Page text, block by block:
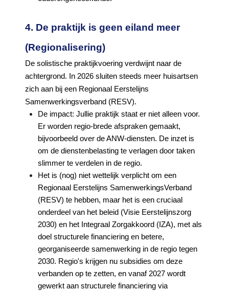
4. De praktijk is geen eiland meer
(Regionalisering)
De solistische praktijkvoering verdwijnt naar de
achtergrond. In 2026 sluiten steeds meer huisartsen
zich aan bij een Regionaal Eerstelijns
Samenwerkingsverband (RESV).
De impact: Jullie praktijk staat er niet alleen voor.
Er worden regio-brede afspraken gemaakt,
bijvoorbeeld over de ANW-diensten. De inzet is
om de dienstenbelasting te verlagen door taken
slimmer te verdelen in de regio.
Het is (nog) niet wettelijk verplicht om een
Regionaal Eerstelijns SamenwerkingsVerband
(RESV) te hebben, maar het is een cruciaal
onderdeel van het beleid (Visie Eerstelijnszorg
2030) en het Integraal Zorgakkoord (IZA), met als
doel structurele financiering en betere,
georganiseerde samenwerking in de regio tegen
2030. Regio's krijgen nu subsidies om deze
verbanden op te zetten, en vanaf 2027 wordt
gewerkt aan structurele financiering via